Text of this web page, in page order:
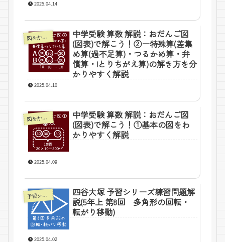
2025.04.14
図をかいて解こう！
中学受験 算数 解説：おだんご図
(図表)で解こう！②ー特殊算(差集
め算(過不足算)・つるかめ算・弁
償算・lとりちがえ算)の解き方を分
かりやすく解説
2025.04.10
図をかいて解こう！
中学受験 算数 解説：おだんご図
(図表)で解こう！①基本の図をわ
かりやすく解説
2025.04.09
予習シリーズ5年上ー四谷大塚
四谷大塚 予習シリーズ練習問題解
説(5年上 第8回 多角形の回転・
転がり移動)
2025.04.02